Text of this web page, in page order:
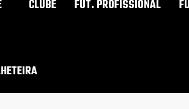
CLUBE FUT. PROFISSIONAL